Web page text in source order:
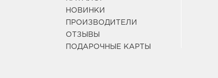
НОВИНКИ
ПРОИЗВОДИТЕЛИ
ОТЗЫВЫ
ПОДАРОЧНЫЕ КАРТЫ